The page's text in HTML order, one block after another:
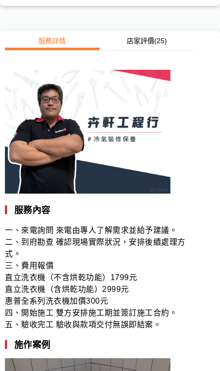
服務詳情 店家評價(25)
服務內容
一、來電詢問 來電由專人了解需求並給予建議。
二、到府勘查 確認現場實際狀況，安排後續處理方
式。
三、費用報價
直立洗衣機（不含烘乾功能）1799元
直立洗衣機（含烘乾功能）2999元
惠普全系列洗衣機加價300元
四、開始施工 雙方安排施工期並簽訂施工合約。
五、驗收完工 驗收與款項交付無誤即結案。
施作案例